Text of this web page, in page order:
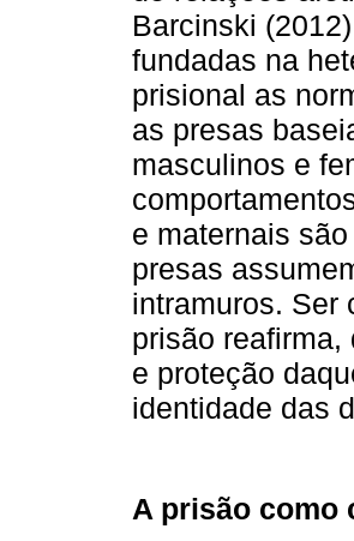
Barcinski
fundadas na
prisional as
as presas
masculinos e
e maternais
presas
intramuros. Ser
prisão
e proteção
identidade das
A prisão como